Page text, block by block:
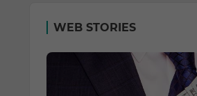
WEB STORIES